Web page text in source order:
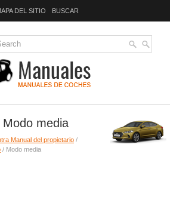
DEL SITIO BUSCAR
media
Manual del propietario /
/ Modo media